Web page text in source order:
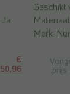
€
50,96
Ja
prijs:
Geschikt
Merk: